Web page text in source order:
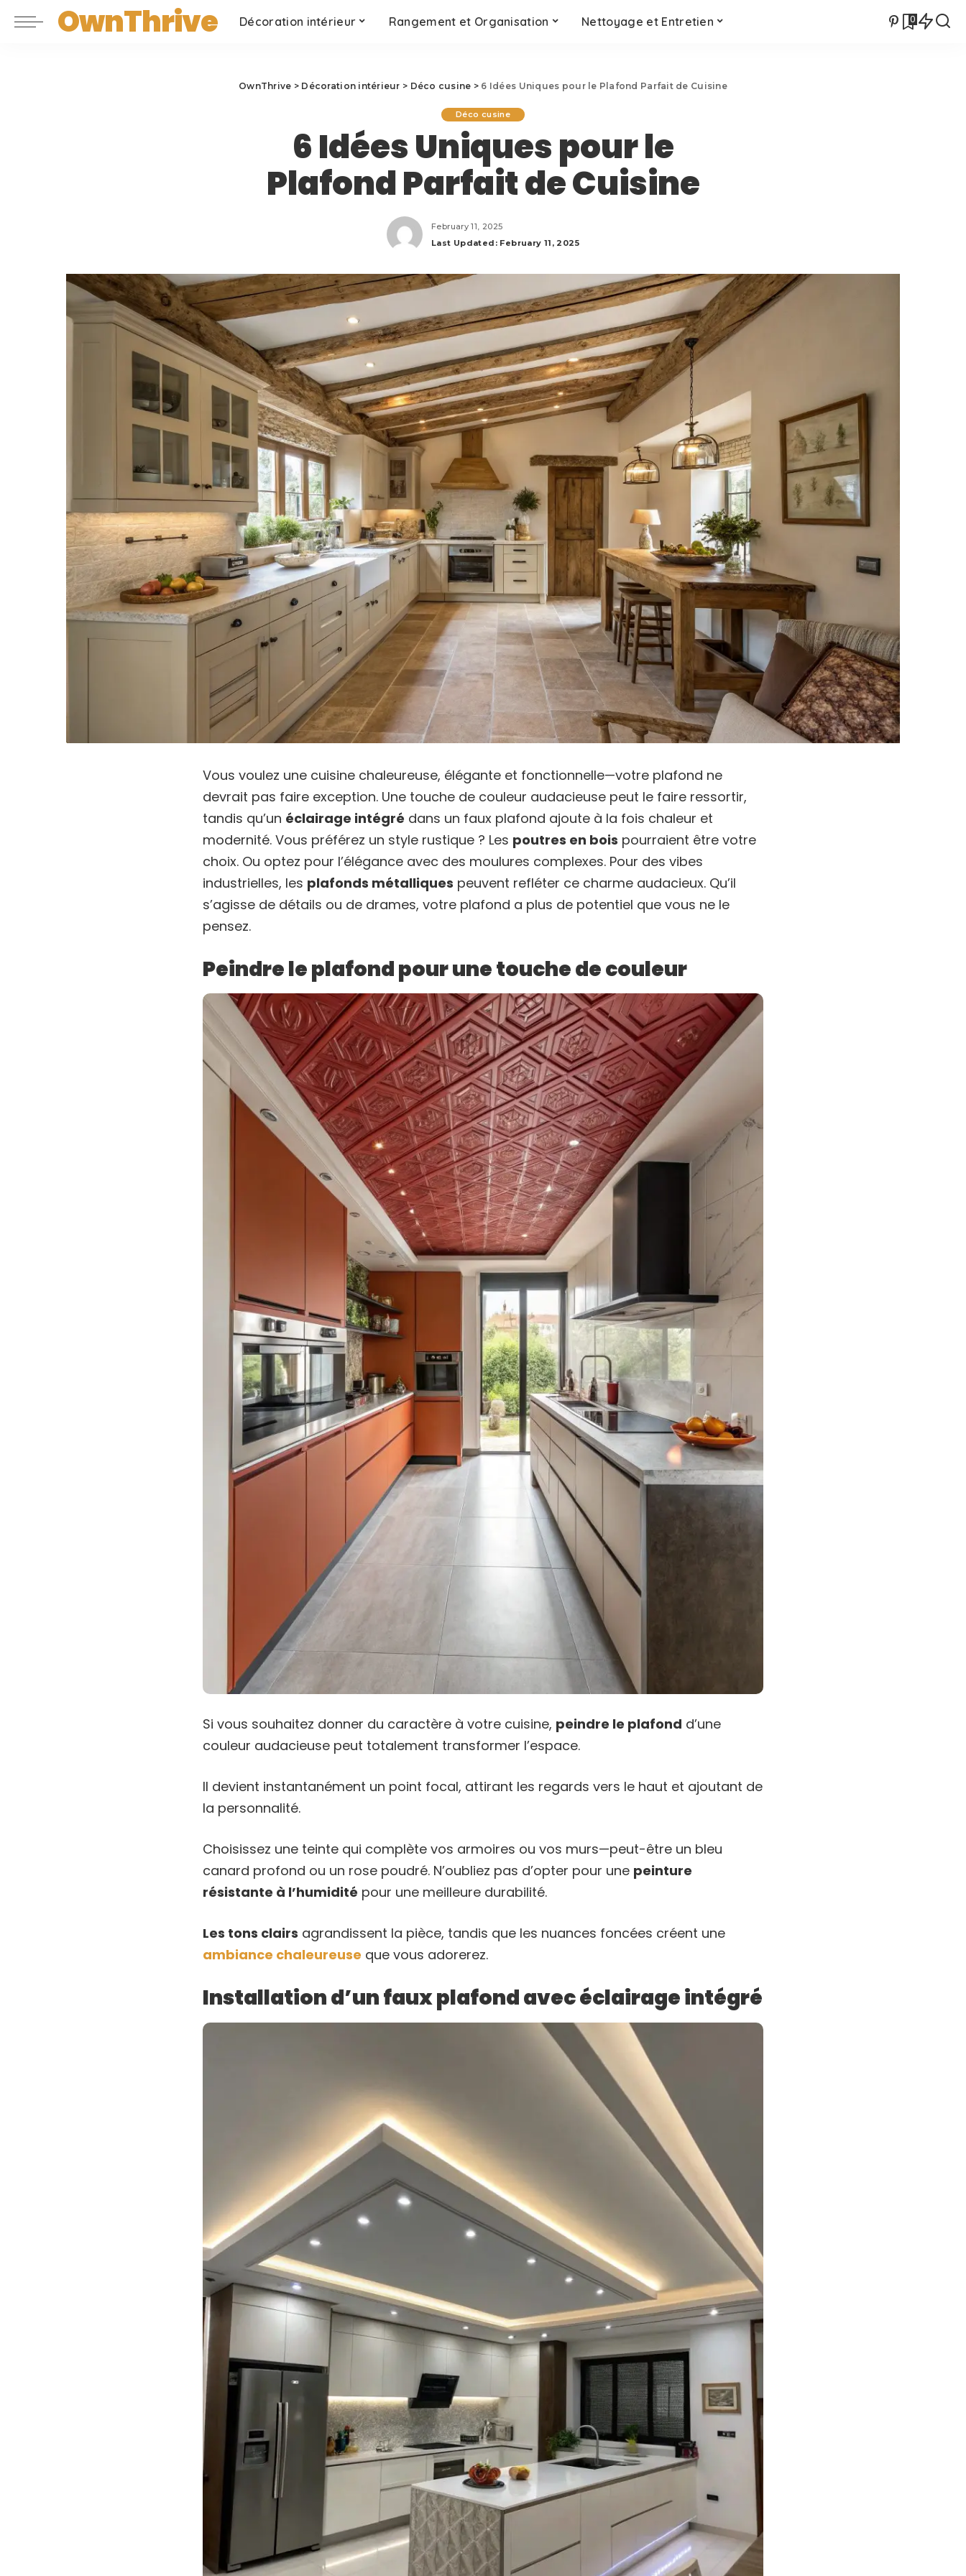
OwnThrive Décoration intérieur Rangement et Organisation Nettoyage et Entretien 0
OwnThrive > Décoration intérieur > Déco cusine > 6 Idées Uniques pour le Plafond Parfait de Cuisine
Déco cusine
6 Idées Uniques pour le
Plafond Parfait de Cuisine
February 11, 2025
Last Updated: February 11, 2025
Vous voulez une cuisine chaleureuse, élégante et fonctionnelle—votre plafond ne
devrait pas faire exception. Une touche de couleur audacieuse peut le faire ressortir,
tandis qu’un éclairage intégré dans un faux plafond ajoute à la fois chaleur et
modernité. Vous préférez un style rustique ? Les poutres en bois pourraient être votre
choix. Ou optez pour l’élégance avec des moulures complexes. Pour des vibes
industrielles, les plafonds métalliques peuvent refléter ce charme audacieux. Qu’il
s’agisse de détails ou de drames, votre plafond a plus de potentiel que vous ne le
pensez.
Peindre le plafond pour une touche de couleur
Si vous souhaitez donner du caractère à votre cuisine, peindre le plafond d’une
couleur audacieuse peut totalement transformer l’espace.
Il devient instantanément un point focal, attirant les regards vers le haut et ajoutant de
la personnalité.
Choisissez une teinte qui complète vos armoires ou vos murs—peut-être un bleu
canard profond ou un rose poudré. N’oubliez pas d’opter pour une peinture
résistante à l’humidité pour une meilleure durabilité.
Les tons clairs agrandissent la pièce, tandis que les nuances foncées créent une
ambiance chaleureuse que vous adorerez.
Installation d’un faux plafond avec éclairage intégré